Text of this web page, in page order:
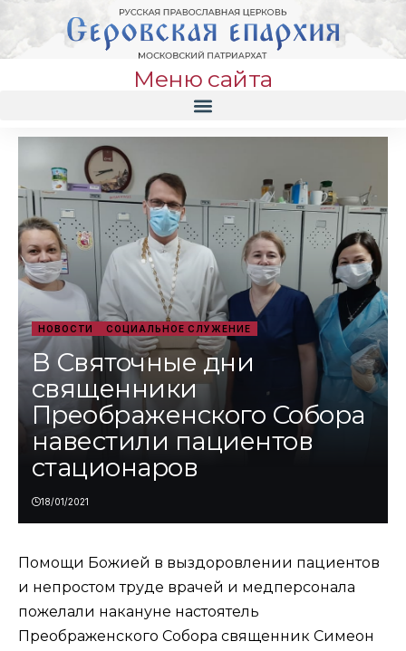
Меню сайта
НОВОСТИ СОЦИАЛЬНОЕ СЛУЖЕНИЕ
В Святочные дни
священники
Преображенского Собора
навестили пациентов
стационаров
18/01/2021
Помощи Божией в выздоровлении пациентов
и непростом труде врачей и медперсонала
пожелали накануне настоятель
Преображенского Собора священник Симеон